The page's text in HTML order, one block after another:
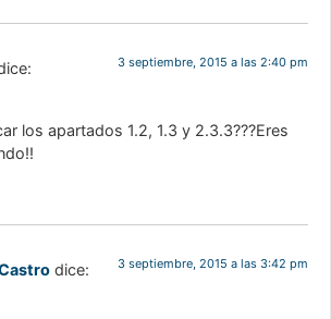
3 septiembre, 2015 a las 2:40 pm
los apartados 1.2, 1.3 y 2.3.3???Eres
dice: 3 septiembre, 2015 a las 3:42 pm